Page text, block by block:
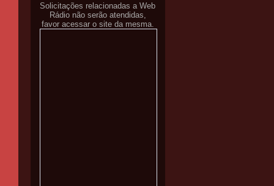
Solicitações relacionadas a Web
Rádio não serão atendidas,
favor acessar o site da mesma.